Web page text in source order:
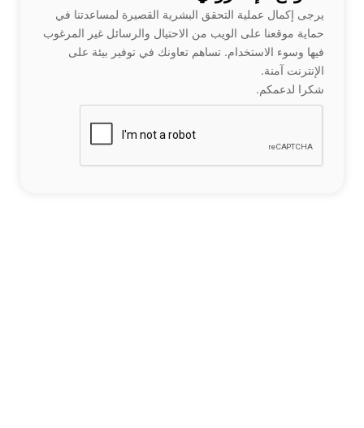
يرجى إكمال عملية التحقق البشرية القصيرة لمساعدتنا في
حماية موقعنا على الويب من الاحتيال والرسائل غير المرغوب
فيها وسوء الاستخدام. تساهم تعاونك في توفير بيئة على
الإنترنت آمنة.
شكرا لدعمكم.